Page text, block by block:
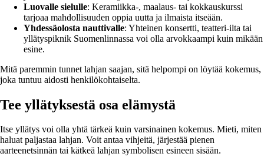
Luovalle sielulle: Keramiikka-, maalaus- tai kokkauskurssi
tarjoaa mahdollisuuden oppia uutta ja ilmaista itseään.
Yhdessäolosta nauttivalle: Yhteinen konsertti, teatteri-ilta tai
yllätyspiknik Suomenlinnassa voi olla arvokkaampi kuin mikään
esine.
Mitä paremmin tunnet lahjan saajan, sitä helpompi on löytää kokemus,
joka tuntuu aidosti henkilökohtaiselta.
Tee yllätyksestä osa elämystä
Itse yllätys voi olla yhtä tärkeä kuin varsinainen kokemus. Mieti, miten
haluat paljastaa lahjan. Voit antaa vihjeitä, järjestää pienen
aarteenetsinnän tai kätkeä lahjan symbolisen esineen sisään.